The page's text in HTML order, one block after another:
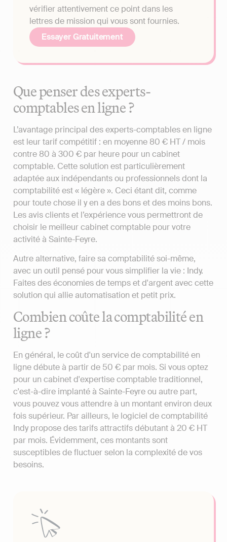
vérifier attentivement ce point dans les
lettres de mission qui vous sont fournies.
Essayer Gratuitement
Que penser des experts-
comptables en ligne ?
L’avantage principal des experts-comptables en ligne
est leur tarif compétitif : en moyenne 80 € HT / mois
contre 80 à 300 € par heure pour un cabinet
comptable. Cette solution est particulièrement
adaptée aux indépendants ou professionnels dont la
comptabilité est « légère ». Ceci étant dit, comme
pour toute chose il y en a des bons et des moins bons.
Les avis clients et l’expérience vous permettront de
choisir le meilleur cabinet comptable pour votre
activité à Sainte-Feyre.
Autre alternative, faire sa comptabilité soi-même,
avec un outil pensé pour vous simplifier la vie : Indy.
Faites des économies de temps et d'argent avec cette
solution qui allie automatisation et petit prix.
Combien coûte la comptabilité en
ligne ?
En général, le coût d'un service de comptabilité en
ligne débute à partir de 50 € par mois. Si vous optez
pour un cabinet d'expertise comptable traditionnel,
c'est-à-dire implanté à Sainte-Feyre ou autre part,
vous pouvez vous attendre à un montant environ deux
fois supérieur. Par ailleurs, le logiciel de comptabilité
Indy propose des tarifs attractifs débutant à 20 € HT
par mois. Évidemment, ces montants sont
susceptibles de fluctuer selon la complexité de vos
besoins.